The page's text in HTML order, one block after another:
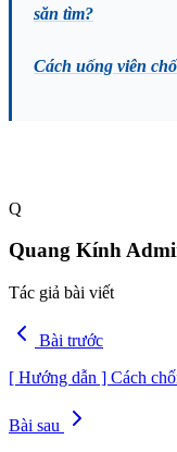
săn tìm?
Cách uống viên
Q
Quang Kính
Tác giả bài viết
Bài trước
[ Hướng dẫn ] Cách
Bài sau